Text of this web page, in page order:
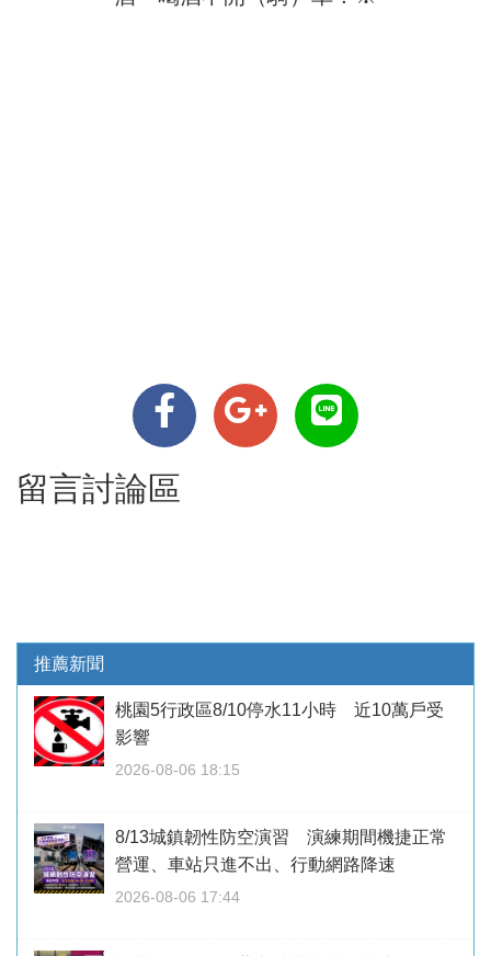
留言討論區
推薦新聞
桃園5行政區8/10停水11小時 近10萬戶受
影響
2026-08-06 18:15
8/13城鎮韌性防空演習 演練期間機捷正常
營運、車站只進不出、行動網路降速
2026-08-06 17:44